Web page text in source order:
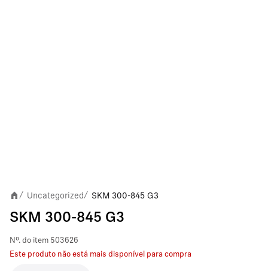
/ Uncategorized/ SKM 300-845 G3
SKM 300-845 G3
Nº. do item 503626
Este produto não está mais disponível para compra